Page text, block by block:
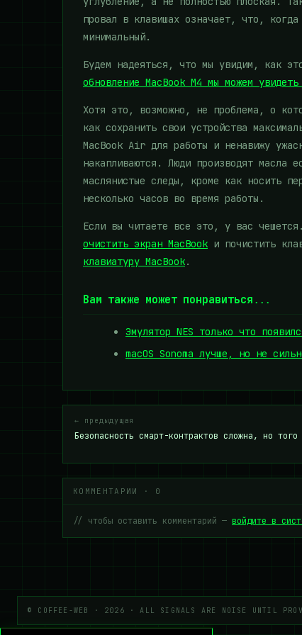
провал в клавишах означает, что,
минимальный.
Будем надеяться, что мы увидим, как
обновление MacBook M4 мы можем
Хотя это, возможно, не проблема, о
как сохранить свои устройства
MacBook Air для работы и ненавижу
накапливаются. Люди производят масла
маслянистые следы, кроме как носить
несколько часов во время работы.
Если вы читаете все это, у вас
очистить экран MacBook и почистить
клавиатуру MacBook.
Вам также может понравиться...
Эмулятор NES только что
macOS Sonoma лучше, но не
← предыдущая
Безопасность смарт-контрактов сложна, но того
КОММЕНТАРИИ · 0
// чтобы оставить комментарий — войдите в
© COFFEE-WEB · 2026 · ALL SIGNALS ARE NOISE UNTIL